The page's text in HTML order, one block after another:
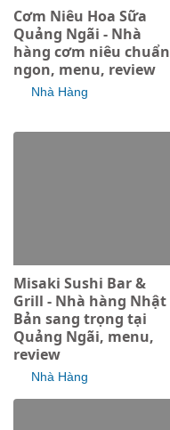
Cơm Niêu Hoa Sữa
Quảng Ngãi - Nhà
hàng cơm niêu chuẩn
ngon, menu, review
Nhà Hàng
Misaki Sushi Bar &
Grill - Nhà hàng Nhật
Bản sang trọng tại
Quảng Ngãi, menu,
review
Nhà Hàng